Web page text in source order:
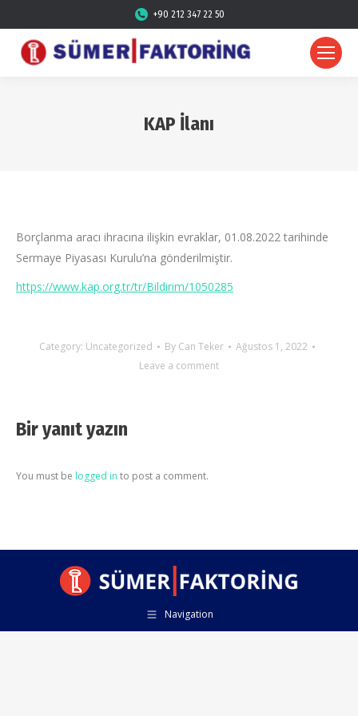
+90 212 347 22 50
KAP İlanı
Borçlanma aracı ihracına ilişkin evraklar, 01.08.2022 tarihinde
Sermaye Piyasası Kurulu’na gönderilmiştir.
https://www.kap.org.tr/tr/Bildirim/1050285
Category: Uncategorized By Can Teker
Ağustos 1, 2022
Leave a comment
Bir yanıt yazın
You must be logged in to post a comment.
Navigation